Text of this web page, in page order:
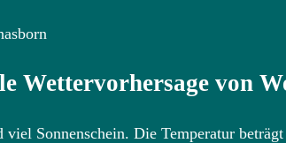
Wettervorhersage von
Sonnenschein. Die Temperatur